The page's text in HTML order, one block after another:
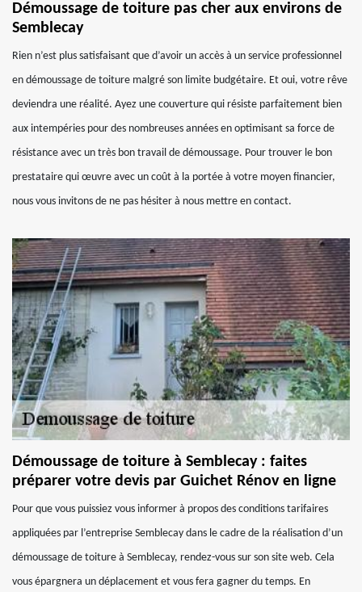
Démoussage de toiture pas cher aux environs de
Semblecay
Rien n’est plus satisfaisant que d’avoir un accès à un service professionnel
en démoussage de toiture malgré son limite budgétaire. Et oui, votre rêve
deviendra une réalité. Ayez une couverture qui résiste parfaitement bien
aux intempéries pour des nombreuses années en optimisant sa force de
résistance avec un très bon travail de démoussage. Pour trouver le bon
prestataire qui œuvre avec un coût à la portée à votre moyen financier,
nous vous invitons de ne pas hésiter à nous mettre en contact.
Démoussage de toiture à Semblecay : faites
préparer votre devis par Guichet Rénov en ligne
Pour que vous puissiez vous informer à propos des conditions tarifaires
appliquées par l’entreprise Semblecay dans le cadre de la réalisation d’un
démoussage de toiture à Semblecay, rendez-vous sur son site web. Cela
vous épargnera un déplacement et vous fera gagner du temps. En